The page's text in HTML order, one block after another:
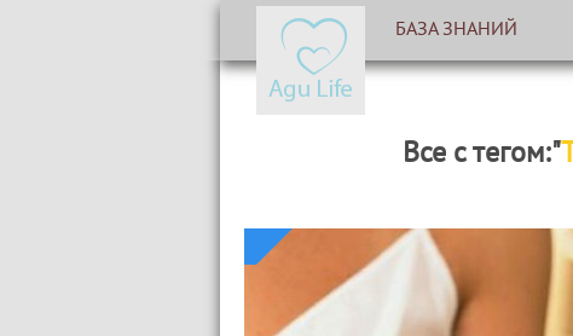
БАЗА ЗНАНИЙ
Все с тегом:"